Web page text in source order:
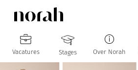
Vacatures Stages Over Norah